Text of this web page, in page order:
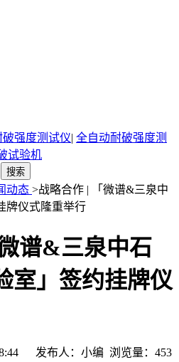
强度测试仪| 全自动耐破强度测
试验机
动态 >战略合作 | 「微谱&三泉中
牌仪式隆重举行
谱&三泉中石
室」签约挂牌仪
发布人：小编 浏览量： 453